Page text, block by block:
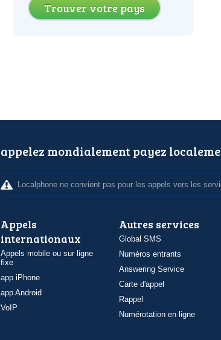
Trouver votre pays
appelez mondialement payez
Localphone ne convient pas pour les appels vers les
Appels
internationaux
Appels mobile ou sur ligne
fixe
app iPhone
app Android
VoIP
Autres services
Global SMS
Numéros entrants
Answering Service
Carte d'appel
Rappel
Numérotation en ligne